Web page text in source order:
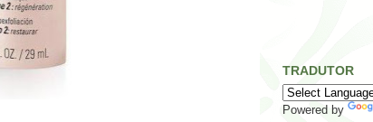
TRADUTOR
Powered by